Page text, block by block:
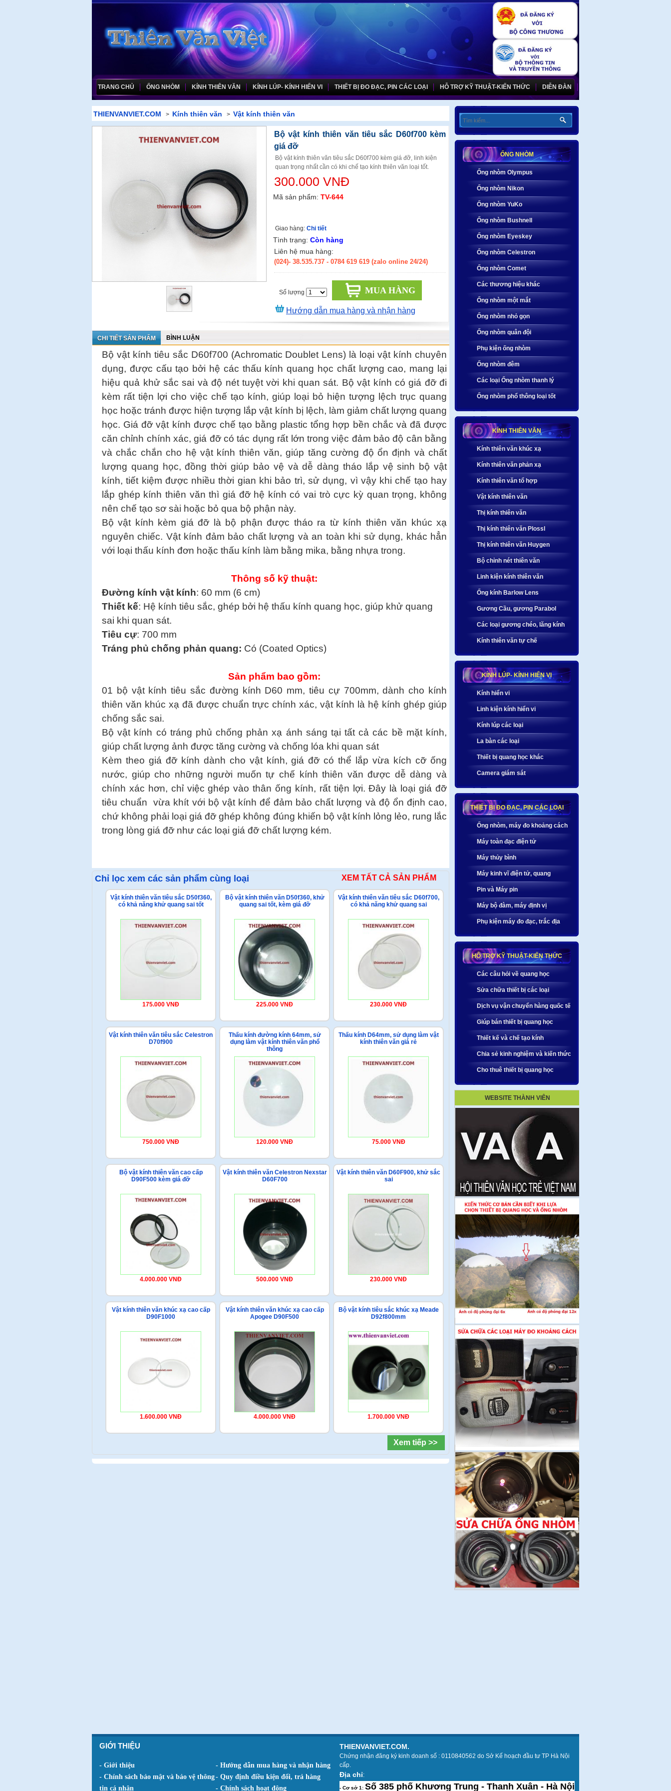
TRANG CHỦ ỐNG NHÒM KÍNH THIÊN VĂN KÍNH LÚP- KÍNH HIỂN VI THIẾT BỊ ĐO ĐẠC, PIN CÁC LOẠI HỖ TRỢ KỸ THUẬT-KIẾN THỨC DIỄN ĐÀN
THIENVANVIET.COM > Kính thiên văn > Vật kính thiên văn
Bộ vật kính thiên văn tiêu sắc D60f700 kèm
giá đỡ
Bộ vật kính thiên văn tiêu sắc D60f700 kèm giá đỡ, linh kiện
quan trọng nhất cần có khi chế tạo kính thiên văn loại tốt.
300.000 VNĐ
Mã sản phẩm: TV-644
Giao hàng: Chi tiết
Tình trạng: Còn hàng
Liên hệ mua hàng:
(024)- 38.535.737 - 0784 619 619 (zalo online 24/24)
Số lượng MUA HÀNG
Hướng dẫn mua hàng và nhận hàng
CHI TIẾT SẢN PHẨM BÌNH LUẬN
Bộ vật kính tiêu sắc D60f700 (Achromatic Doublet Lens) là loại vật kính chuyên
dụng, được cấu tạo bởi hệ các thấu kính quang học chất lượng cao, mang lại
hiệu quả khử sắc sai và độ nét tuyệt vời khi quan sát. Bộ vật kính có giá đỡ đi
kèm rất tiện lợi cho việc chế tạo kính, giúp loại bỏ hiện tượng lệch trục quang
học hoặc tránh được hiện tượng lắp vật kính bị lệch, làm giảm chất lượng quang
học. Giá đỡ vật kính được chế tạo bằng plastic tổng hợp bền chắc và đã được
căn chỉnh chính xác, giá đỡ có tác dụng rất lớn trong việc đảm bảo độ cân bằng
và chắc chắn cho hệ vật kính thiên văn, giúp tăng cường độ ổn định và chất
lượng quang học, đồng thời giúp bảo vệ và dễ dàng tháo lắp vệ sinh bộ vật
kính, tiết kiệm được nhiều thời gian khi bảo trì, sử dụng, vì vậy khi chế tạo hay
lắp ghép kính thiên văn thì giá đỡ hệ kính có vai trò cực kỳ quan trọng, không
nên chế tạo sơ sài hoặc bỏ qua bộ phận này.
Bộ vật kính kèm giá đỡ là bộ phận được tháo ra từ kính thiên văn khúc xạ
nguyên chiếc. Vật kính đảm bảo chất lượng và an toàn khi sử dụng, khác hẳn
với loại thấu kính đơn hoặc thấu kính làm bằng mika, bằng nhựa trong.
Thông số kỹ thuật:
Đường kính vật kính: 60 mm (6 cm)
Thiết kế: Hệ kính tiêu sắc, ghép bởi hệ thấu kính quang học, giúp khử quang
sai khi quan sát.
Tiêu cự: 700 mm
Tráng phủ chống phản quang: Có (Coated Optics)
Sản phẩm bao gồm:
01 bộ vật kính tiêu sắc đường kính D60 mm, tiêu cự 700mm, dành cho kính
thiên văn khúc xạ đã được chuẩn trực chính xác, vật kính là hệ kính ghép giúp
chống sắc sai.
Bộ vật kính có tráng phủ chống phản xạ ánh sáng tại tất cả các bề mặt kính,
giúp chất lượng ảnh được tăng cường và chống lóa khi quan sát
Kèm theo giá đỡ kính dành cho vật kính, giá đỡ có thể lắp vừa kích cỡ ống
nước, giúp cho những người muốn tự chế kính thiên văn được dễ dàng và
chính xác hơn, chỉ việc ghép vào thân ống kính, rất tiện lợi. Đây là loại giá đỡ
tiêu chuẩn vừa khít với bộ vật kính để đảm bảo chất lượng và độ ổn định cao,
chứ không phải loại giá đỡ ghép không đúng khiến bộ vật kính lỏng lẻo, rung lắc
trong lòng giá đỡ như các loại giá đỡ chất lượng kém.
Chỉ lọc xem các sản phẩm cùng loại XEM TẤT CẢ SẢN PHẨM
Vật kính thiên văn tiêu sắc D50f360,
có khả năng khử quang sai tốt
175.000 VNĐ
Bộ vật kính thiên văn D50f360, khử
quang sai tốt, kèm giá đỡ
225.000 VNĐ
Vật kính thiên văn tiêu sắc D60f700,
có khả năng khử quang sai
230.000 VNĐ
Vật kính thiên văn tiêu sắc Celestron
D70f900
750.000 VNĐ
Thấu kính đường kính 64mm, sử
dụng làm vật kính thiên văn phổ
thông
120.000 VNĐ
Thấu kính D64mm, sử dụng làm vật
kính thiên văn giá rẻ
75.000 VNĐ
Bộ vật kính thiên văn cao cấp
D90F500 kèm giá đỡ
4.000.000 VNĐ
Vật kính thiên văn Celestron Nexstar
D60F700
500.000 VNĐ
Vật kính thiên văn D60F900, khử sắc
sai
230.000 VNĐ
Vật kính thiên văn khúc xạ cao cấp
D90F1000
1.600.000 VNĐ
Vật kính thiên văn khúc xạ cao cấp
Apogee D90F500
4.000.000 VNĐ
Bộ vật kính tiêu sắc khúc xạ Meade
D92f800mm
1.700.000 VNĐ
Xem tiếp >>
ỐNG NHÒM
Ống nhòm Olympus
Ống nhòm Nikon
Ống nhòm YuKo
Ống nhòm Bushnell
Ống nhòm Eyeskey
Ống nhòm Celestron
Ống nhòm Comet
Các thương hiệu khác
Ống nhòm một mắt
Ống nhòm nhỏ gọn
Ống nhòm quân đội
Phụ kiện ống nhòm
Ống nhòm đêm
Các loại Ống nhòm thanh lý
Ống nhòm phổ thông loại tốt
KÍNH THIÊN VĂN
Kính thiên văn khúc xạ
Kính thiên văn phản xạ
Kính thiên văn tổ hợp
Vật kính thiên văn
Thị kính thiên văn
Thị kính thiên văn Plossl
Thị kính thiên văn Huygen
Bộ chỉnh nét thiên văn
Linh kiện kính thiên văn
Ống kính Barlow Lens
Gương Cầu, gương Parabol
Các loại gương chéo, lăng kính
Kính thiên văn tự chế
KÍNH LÚP- KÍNH HIỂN VI
Kính hiển vi
Linh kiện kính hiển vi
Kính lúp các loại
La bàn các loại
Thiết bị quang học khác
Camera giám sát
THIẾT BỊ ĐO ĐẠC, PIN CÁC LOẠI
Ống nhòm, máy đo khoảng cách
Máy toàn đạc điện tử
Máy thủy bình
Máy kinh vĩ điện tử, quang
Pin và Máy pin
Máy bộ đàm, máy định vị
Phụ kiện máy đo đạc, trắc địa
HỖ TRỢ KỸ THUẬT-KIẾN THỨC
Các câu hỏi về quang học
Sửa chữa thiết bị các loại
Dịch vụ vận chuyển hàng quốc tế
Giúp bán thiết bị quang học
Thiết kế và chế tạo kính
Chia sẻ kinh nghiệm và kiến thức
Cho thuê thiết bị quang học
WEBSITE THÀNH VIÊN
GIỚI THIỆU
- Giới thiệu
- Hướng dẫn mua hàng và nhận hàng
- Chính sách bảo mật và bảo vệ thông
tin cá nhân
- Quy định điều kiện đổi, trả hàng
- Chính sách hoạt động
THIENVANVIET.COM.
Chứng nhận đăng ký kinh doanh số : 0110840562 do Sở Kế hoạch đầu tư TP Hà Nội
cấp.
Địa chỉ:
- Cơ sở 1: Số 385 phố Khương Trung - Thanh Xuân - Hà Nội